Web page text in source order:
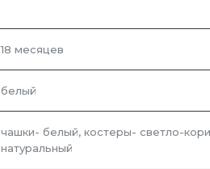
18 месяцев
белый
чашки- белый, костеры- светло-
натуральный